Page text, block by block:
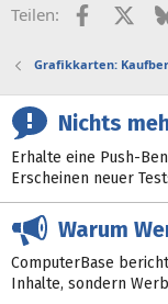
Teilen: Facebook
X
Grafikkarten:
Nichts
Erhalte eine Push-
Erscheinen neuer
Warum
ComputerBase
Inhalte, sondern